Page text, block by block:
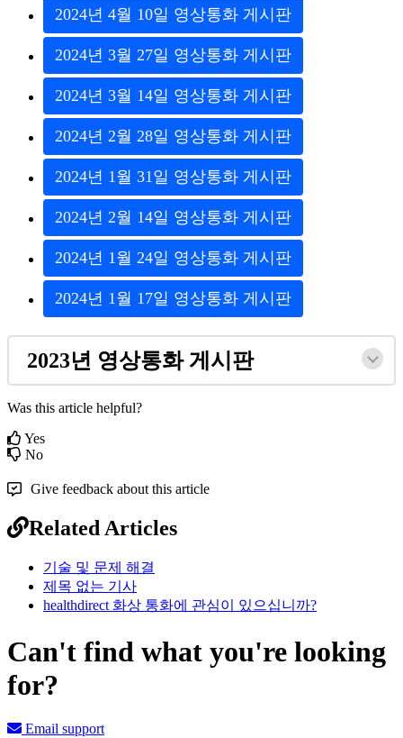
2024년 4월 10일 영상통화 게 시 판
2024년 3월 27일 영상통화 게 시 판
2024년 3월 14일 영상통화 게 시 판
2024년 2월 28일 영상통화 게 시 판
2024년 1월 31일 영상통화 게 시 판
2024년 2월 14일 영상통화 게 시 판
2024년 1월 24일 영상통화 게 시 판
2024년 1월 17일 영상통화 게 시 판
2023년 영상통화 게 시 판
Was this article helpful?
Yes
No
Give feedback about this article
Related Articles
기술 및 문제 해결
제목 없는 기사
healthdirect 화상 통화에 관심이 있으십니까?
Can't find what you're looking
for?
Email support